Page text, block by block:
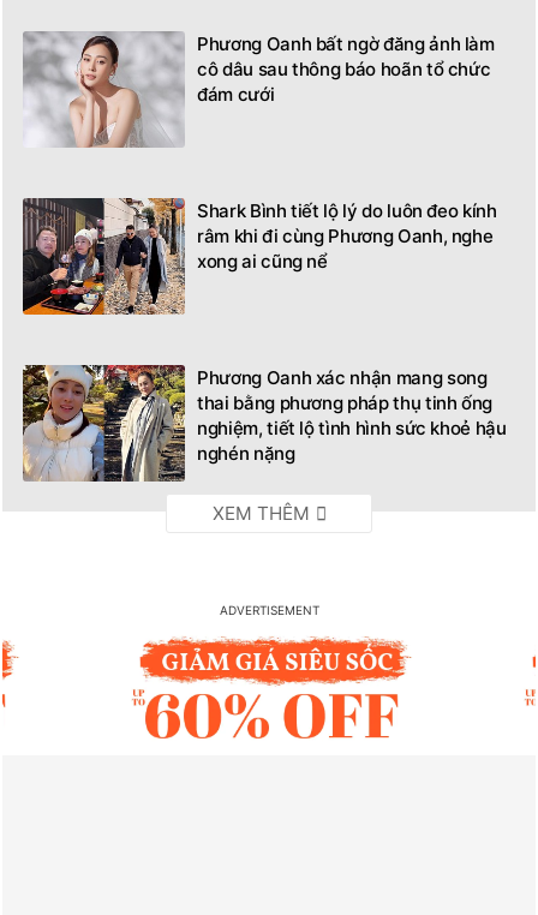
Phương Oanh bất ngờ đăng ảnh làm
cô dâu sau thông báo hoãn tổ chức
đám cưới
Shark Bình tiết lộ lý do luôn đeo kính
râm khi đi cùng Phương Oanh, nghe
xong ai cũng nể
Phương Oanh xác nhận mang song
thai bằng phương pháp thụ tinh ống
nghiệm, tiết lộ tình hình sức khoẻ hậu
nghén nặng